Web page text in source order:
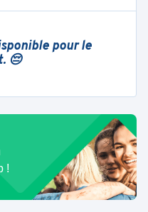
pour le
😔
!